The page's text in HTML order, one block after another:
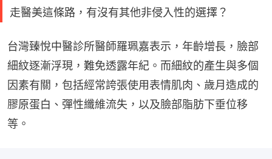
走醫美這條路，有沒有其他非侵入性的選擇？
台灣臻悅中醫診所醫師羅珮嘉表示，年齡增長，臉部
細紋逐漸浮現，難免透露年紀。而細紋的產生與多個
因素有關，包括經常誇張使用表情肌肉、歲月造成的
膠原蛋白、彈性纖維流失，以及臉部脂肪下垂位移
等。